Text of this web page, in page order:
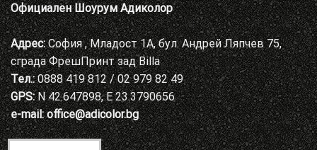
Официален Шоурум Адиколор
Адрес:София , Младост 1А, бул. Андрей Ляпчев 75,
сграда ФрешПринт зад Billa
Тел.:0888 419 812 / 02 979 82 49
GPS:N 42.647898, E 23.3790656
e-mail: office@adicolor.bg